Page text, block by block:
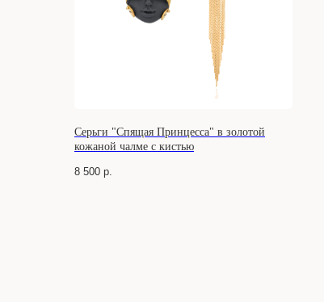
Серьги "Спящая Принцесса" в золотой
кожаной чалме с кистью
8 500 р.